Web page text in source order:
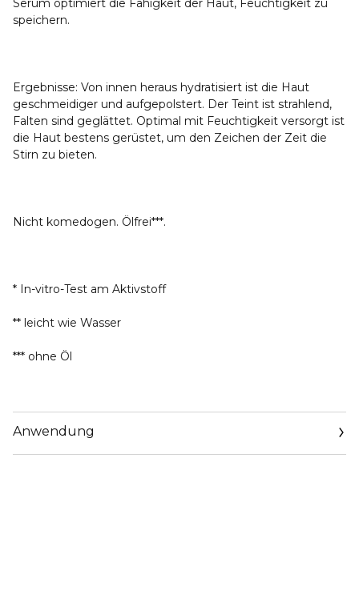
Serum optimiert die Fähigkeit der Haut, Feuchtigkeit zu
speichern.
Ergebnisse: Von innen heraus hydratisiert ist die Haut
geschmeidiger und aufgepolstert. Der Teint ist strahlend,
Falten sind geglättet. Optimal mit Feuchtigkeit versorgt ist
die Haut bestens gerüstet, um den Zeichen der Zeit die
Stirn zu bieten.
Nicht komedogen. Ölfrei***.
* In-vitro-Test am Aktivstoff
** leicht wie Wasser
*** ohne Öl
Anwendung